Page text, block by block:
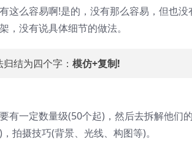
这么容易啊!是的，没有那么容易，但也
，没有说具体细节的做法。
结为四个字： 模仿+复制!
有一定数量级(50个起)，然后去拆解他们
拍摄技巧(背景、光线、构图等)。